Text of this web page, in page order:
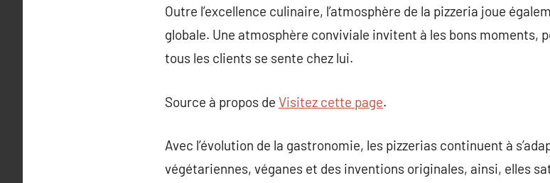
Outre l’excellence culinaire, l’atmosphère de la pizzeria joue
globale. Une atmosphère conviviale invitent à les bons moments,
tous les clients se sente chez lui.
Source à propos de Visitez cette page.
Avec l’évolution de la gastronomie, les pizzerias continuent à
végétariennes, véganes et des inventions originales, ainsi, elles